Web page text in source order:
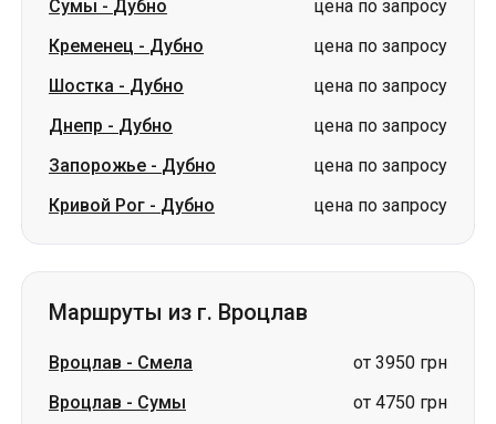
Сумы - Дубно
цена по запросу
Кременец - Дубно
цена по запросу
Шостка - Дубно
цена по запросу
Днепр - Дубно
цена по запросу
Запорожье - Дубно
цена по запросу
Кривой Рог - Дубно цена по запросу
Маршруты из г. Вроцлав
Вроцлав - Смела
от 3950 грн
Вроцлав - Сумы
от 4750 грн